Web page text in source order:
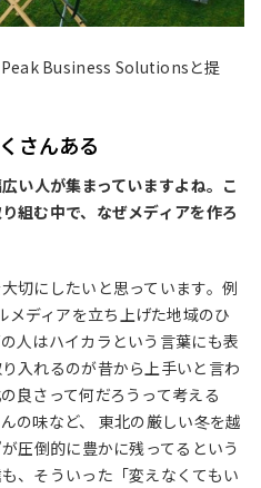
Business Solutionsと提
さんある
広い人が集まっていますよね。こ
組む中で、なぜメディアを作ろ
切にしたいと思っています。例
ディアを立ち上げた地域のひ
人はハイカラという言葉にも表
入れるのが昔から上手いと言わ
良さって何だろうって考える
の味など、 東北の厳しい冬を越
圧倒的に豊かに残ってるという
、そういった「変えなくてもい